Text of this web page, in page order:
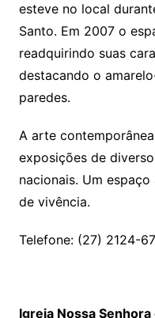
esteve no local
Santo. Em 2007 o
readquirindo suas
destacando o
paredes.
A arte
exposições de
nacionais. Um
de vivência.
Telefone: (27) 2124-
Igreja Nossa Senhora